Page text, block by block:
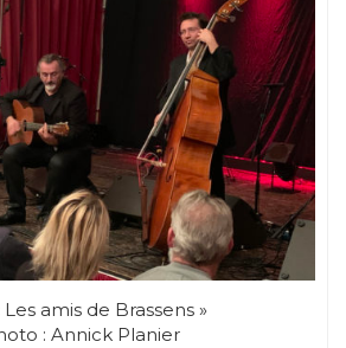
Les amis de Brassens »
: Annick Planier